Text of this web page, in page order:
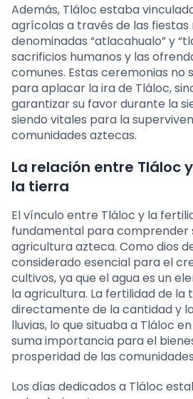
Además, Tláloc estaba
agrícolas a través de las fiestas
denominadas “atlacahualo” y
sacrificios humanos y las
comunes. Estas ceremonias no
para aplacar la ira de Tláloc,
garantizar su favor durante la
siendo vitales para la
comunidades aztecas.
La relación entre Tláloc
la tierra
El vínculo entre Tláloc y la
fundamental para comprender
agricultura azteca. Como dios
considerado esencial para el
cultivos, ya que el agua es un
la agricultura. La fertilidad de
directamente de la cantidad y
lluvias, lo que situaba a Tláloc
suma importancia para el
prosperidad de las
Los días dedicados a Tláloc